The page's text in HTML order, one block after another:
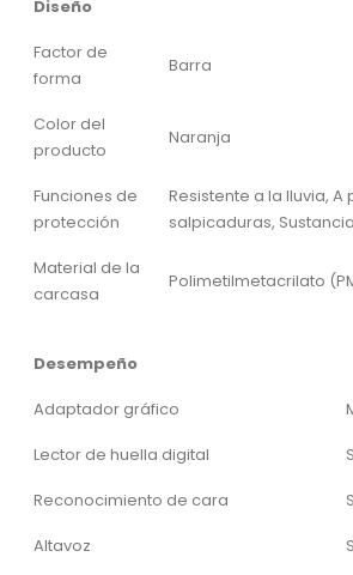
Diseño
Factor de
forma
Barra
Color del
producto
Naranja
Funciones de
protección
Resistente a la lluvia, A
salpicaduras,
Material de la
carcasa
Polimetilmetacrilato
Desempeño
Adaptador gráfico
Lector de huella digital
Reconocimiento de cara
Altavoz